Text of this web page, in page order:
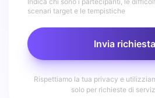
scenari target e le tempistiche
Invia richiesta
Rispettiamo la tua privacy e
solo per richieste di